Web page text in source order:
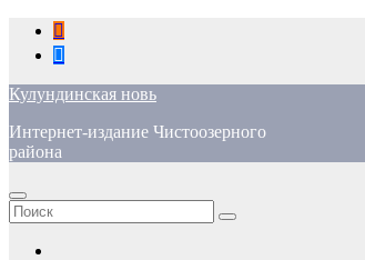
Перейти
содержимому
Кулундинская новь
Интернет-издание Чистоозерного
района